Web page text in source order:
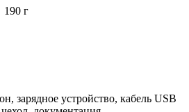
190 г
зарядное устройство, кабель USB